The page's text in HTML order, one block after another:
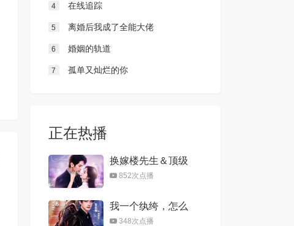
她只想离婚
4 在线追踪
5 离婚后我成了全能大佬
6 婚姻的轨道
7 孤单又灿烂的你
正在热播
换嫁楼先生＆顶级
偏宠：楼先生他蓄
852次点播
我一个纨绔，怎么
镇得住太后娘娘
348次点播